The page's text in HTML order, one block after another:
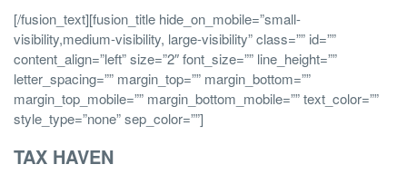
[/fusion_text][fusion_title hide_on_mobile=”small-
visibility,medium-visibility, large-visibility” class=”” id=””
content_align=”left” size=”2″ font_size=”” line_height=””
letter_spacing=”” margin_top=”” margin_bottom=””
margin_top_mobile=”” margin_bottom_mobile=”” text_color=””
style_type=”none” sep_color=””]
TAX HAVEN